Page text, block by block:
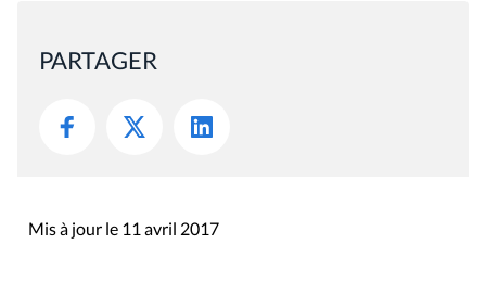
PARTAGER
Mis à jour le 11 avril 2017